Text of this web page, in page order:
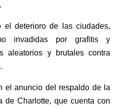
el deterioro de las ciudades,
invadidas por grafitis y
aleatorios y brutales contra
el anuncio del respaldo de la
de Charlotte, que cuenta con